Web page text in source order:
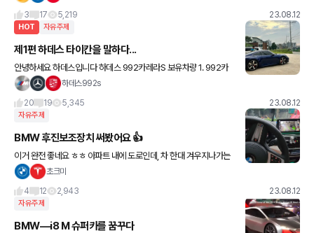
3
17 5,219 23.08.12
HOT 자유주제
제1편 하데스 타이칸을 말하다...
안녕하세요 하데스입니다 하데스 992카레라S 보유차량 1. 992카
레라S(2021) 2. 파라메라4(2022) 3. X6M50i(2023) 포르쉐 전
하데스992s
20
19 5,345 23.08.12
자유주제
BMW 후진보조장치 써봤어요 👍
이거 완전 좋네요 ㅎㅎ 아파트 내에 도로인데, 차 한대 겨우지나가는
길입니다. 주변에 자전거랑 오토바이도 주차되어있어서, 여러모로 전
초크미
4
12 2,943 23.08.12
자유주제
BMW—i8 M 슈퍼카를 꿈꾸다